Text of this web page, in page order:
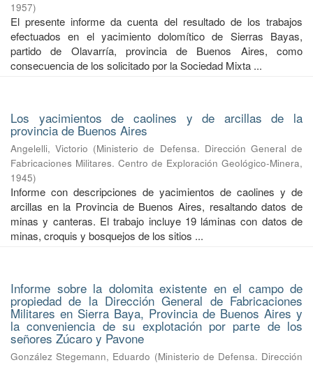
1957)
El presente informe da cuenta del resultado de los trabajos
efectuados en el yacimiento dolomítico de Sierras Bayas,
partido de Olavarría, provincia de Buenos Aires, como
consecuencia de los solicitado por la Sociedad Mixta ...
Los yacimientos de caolines y de arcillas de la
provincia de Buenos Aires
Angelelli, Victorio (Ministerio de Defensa. Dirección General de
Fabricaciones Militares. Centro de Exploración Geológico-Minera,
1945)
Informe con descripciones de yacimientos de caolines y de
arcillas en la Provincia de Buenos Aires, resaltando datos de
minas y canteras. El trabajo incluye 19 láminas con datos de
minas, croquis y bosquejos de los sitios ...
Informe sobre la dolomita existente en el campo de
propiedad de la Dirección General de Fabricaciones
Militares en Sierra Baya, Provincia de Buenos Aires y
la conveniencia de su explotación por parte de los
señores Zúcaro y Pavone
González Stegemann, Eduardo (Ministerio de Defensa. Dirección